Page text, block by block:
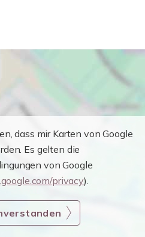
dass mir Karten von Google
Es gelten die
von Google
privacy).